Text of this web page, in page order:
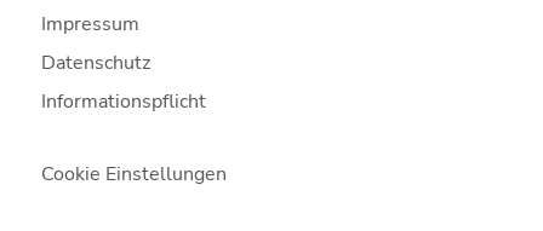
Impressum
Datenschutz
Informationspflicht
Cookie Einstellungen